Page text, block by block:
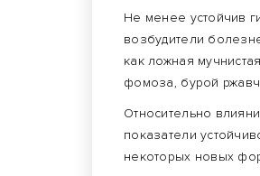
Не менее устойчив
возбудители
как ложная
фомоза, бурой
Относительно
показатели
некоторых новых